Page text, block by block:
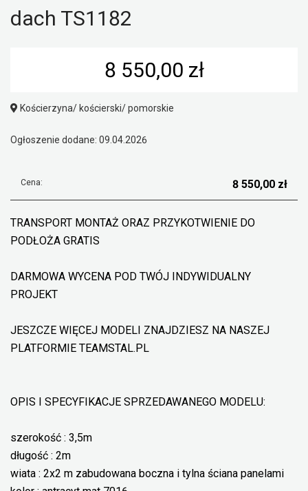
dach TS1182
8 550,00 zł
Kościerzyna/ kościerski/ pomorskie
Ogłoszenie dodane: 09.04.2026
Cena: 8 550,00 zł
TRANSPORT MONTAŻ ORAZ PRZYKOTWIENIE DO
PODŁOŻA GRATIS
DARMOWA WYCENA POD TWÓJ INDYWIDUALNY
PROJEKT
JESZCZE WIĘCEJ MODELI ZNAJDZIESZ NA NASZEJ
PLATFORMIE TEAMSTAL.PL
OPIS I SPECYFIKACJE SPRZEDAWANEGO MODELU:
szerokość : 3,5m
długość : 2m
wiata : 2x2 m zabudowana boczna i tylna ściana panelami